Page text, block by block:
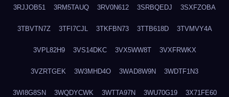
3RJJOB51 3RM5TAUQ 3RV0N612 3SRBQEDJ 3SXFZOBA
3TBVTN7Z 3TFI7CJL 3TKFBN73 3TTB618D 3TVMVY4A
3VPL82H9 3VS14DKC 3VX5WW8T 3VXFRWKX
3VZRTGEK 3W3MHD4O 3WAD8W9N 3WDTF1N3
3WI8G8SN 3WQDYCWK 3WTTA97N 3WU70G19 3X71FE60